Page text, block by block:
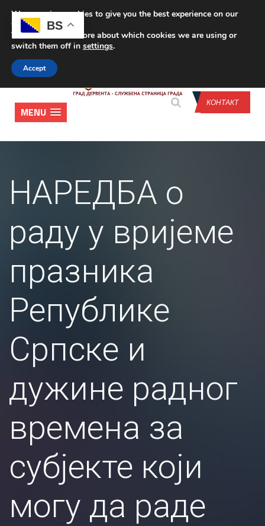
CONTACT US
КОНТАКТ
MENU
НАРЕДБА о
раду у вријеме
празника
Републике
Српске и
дужине радног
времена за
субјекте који
могу да раде
BS
We are using cookies to give you the best experience on our
website.
You can find out more about which cookies we are using or
switch them off in settings.
Accept